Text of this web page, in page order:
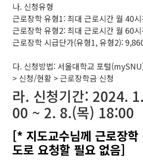
나. 신청유형
근로장학 유형1: 최대 근로시간 월 40
근로장학 유형2: 최대 근로시간 월 60
근로장학 시급단가(유형1, 유형2):
다. 신청방법: 서울대학교 포털
> 신청/현황 > 근로장학금 신청
라. 신청기간: 2024.
00 ~ 2. 8.(목) 18:00
[* 지도교수님께 근로장학
도로 요청할 필요 없음]